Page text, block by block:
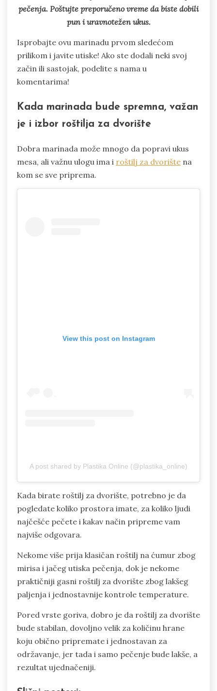
pečenja. Poštujte preporučeno vreme da biste dobili
pun i uravnotežen ukus.
Isprobajte ovu marinadu prvom sledećom
prilikom i javite utiske! Ako ste dodali neki svoj
začin ili sastojak, podelite s nama u
komentarima!
Kada marinada bude spremna, važan
je i izbor roštilja za dvorište
Dobra marinada može mnogo da popravi ukus
mesa, ali važnu ulogu ima i roštilj za dvorište na
kom se sve priprema.
View this post on Instagram
A post shared by Plastika Online (@plastika_online)
Kada birate roštilj za dvorište, potrebno je da
pogledate koliko prostora imate, za koliko ljudi
najčešće pečete i kakav način pripreme vam
najviše odgovara.
Nekome više prija klasičan roštilj na ćumur zbog
mirisa i jačeg utiska pečenja, dok je nekome
praktičniji gasni roštilj za dvorište zbog lakšeg
paljenja i jednostavnije kontrole temperature.
Pored vrste goriva, dobro je da roštilj za dvorište
bude stabilan, dovoljno velik za količinu hrane
koju obično pripremate i jednostavan za
održavanje, jer tada i samo pečenje bude lakše, a
rezultat ujednačeniji.